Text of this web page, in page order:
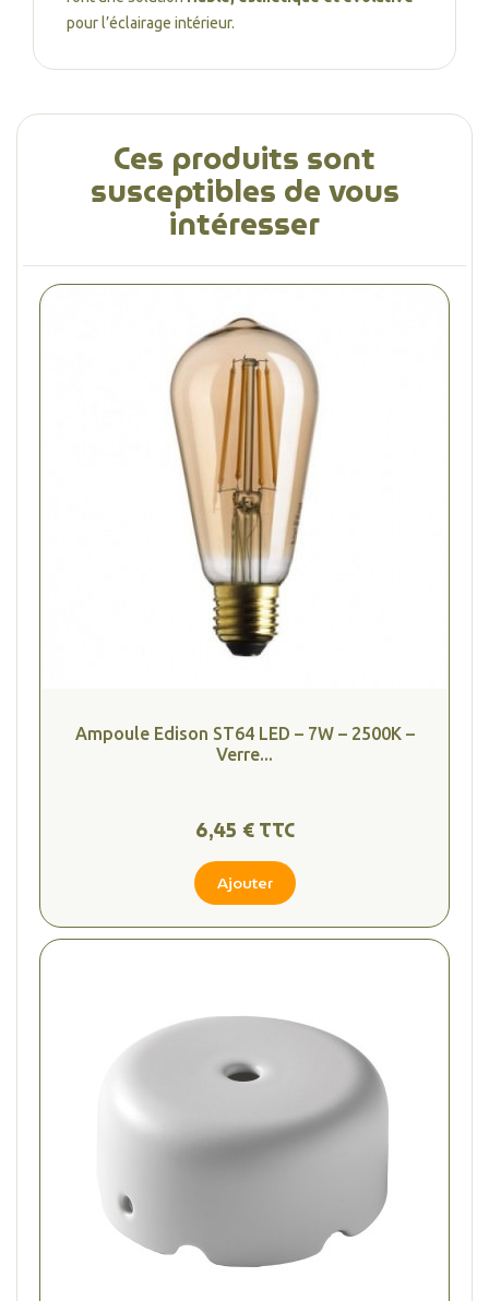
pour l’éclairage intérieur.
Ces produits sont
susceptibles de vous
intéresser
Ampoule Edison ST64 LED – 7W – 2500K –
Verre...
6,45 € TTC
Ajouter